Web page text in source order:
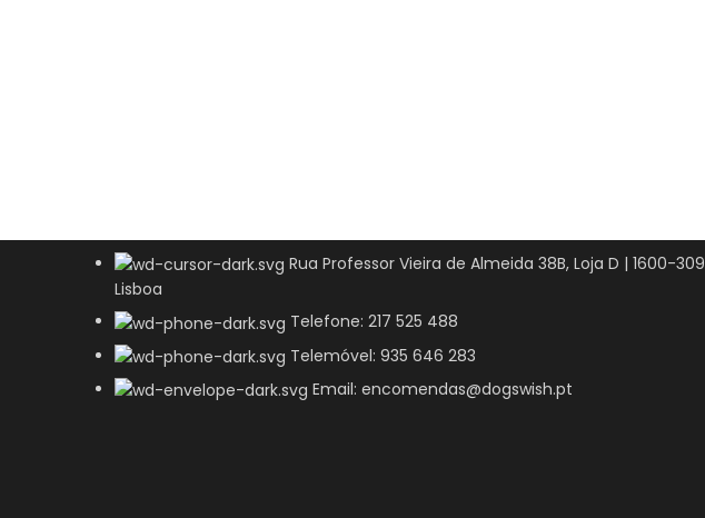
Rua Professor Vieira de Almeida 38B, Loja D | 1600-309
Lisboa
Telefone: 217 525 488
Telemóvel: 935 646 283
Email: encomendas@dogswish.pt